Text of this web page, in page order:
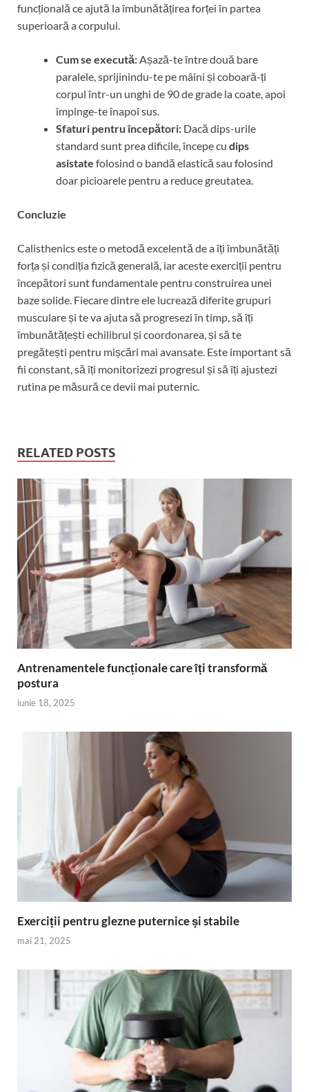
funcțională ce ajută la îmbunătățirea forței în partea
superioară a corpului.
Cum se execută: Așază-te între două bare
paralele, sprijinindu-te pe mâini și coboară-ți
corpul într-un unghi de 90 de grade la coate, apoi
împinge-te înapoi sus.
Sfaturi pentru începători: Dacă dips-urile
standard sunt prea dificile, începe cu dips
asistate folosind o bandă elastică sau folosind
doar picioarele pentru a reduce greutatea.
Concluzie
Calisthenics este o metodă excelentă de a îți îmbunătăți
forța și condiția fizică generală, iar aceste exerciții pentru
începători sunt fundamentale pentru construirea unei
baze solide. Fiecare dintre ele lucrează diferite grupuri
musculare și te va ajuta să progresezi în timp, să îți
îmbunătățești echilibrul și coordonarea, și să te
pregătești pentru mișcări mai avansate. Este important să
fii constant, să îți monitorizezi progresul și să îți ajustezi
rutina pe măsură ce devii mai puternic.
RELATED POSTS
Antrenamentele funcționale care îți transformă
postura
iunie 18, 2025
Exerciții pentru glezne puternice și stabile
mai 21, 2025